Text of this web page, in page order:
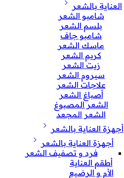
العناية بالشعر
شامبو الشعر
بلسم الشعر
شامبو جاف
ماسك الشعر
كريم الشعر
زيت الشعر
سيروم الشعر
علاجات الشعر
أصباغ الشعر
الشعر المصبوغ
الشعر المجعد
أجهزة العناية بالشعر
أجهزة العناية بالشعر
فرد و تصفيف الشعر
أطقم العناية
الأم و الرضيع